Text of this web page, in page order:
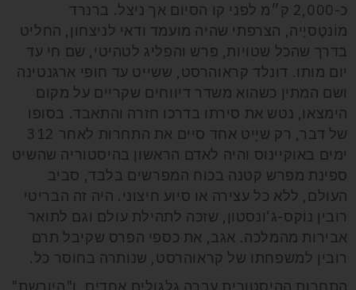
כ-2,000 ק״מ לפני קו הסיום אך ניצל. ברנרד
מוֹנטֶסיֶיה, הצרפתי שהיה מועמד ודאי לניצחון, החליט
בדרך שהכל שטויות, פרש והפליג לטהיטי, שם חי עד
יום מותו. דונלד קראוהרסט, ששִייט עד חופי ארגנטינה
ושם המתין כשהוא משדר דיווחים שקריים על מקום
הימצאו, נטש את סירתו בדרכו חזרה והתאבד. בסופו
של דבר, רק שיָיט אחד סיים את התחרות לאחר 312
ימים באוקיינוס והיה לאדם הראשון בהיסטוריה שהשיט
ספינת מפרש קטנה בכוח המפרשים בלבד, סביב
העולם, ללא כל עצירה או סיוע חיצוני. היה זה הבריטי
רובין נוֹקס-ג‘ונסטון, שזכה לתהילת עולם וגם לתואר
אבירות מהמלכה. אגב, את כספי הפרס שקיבל תרם
רובין למשפחתו של קראוהרסט, שנותרה בחוסר כל.